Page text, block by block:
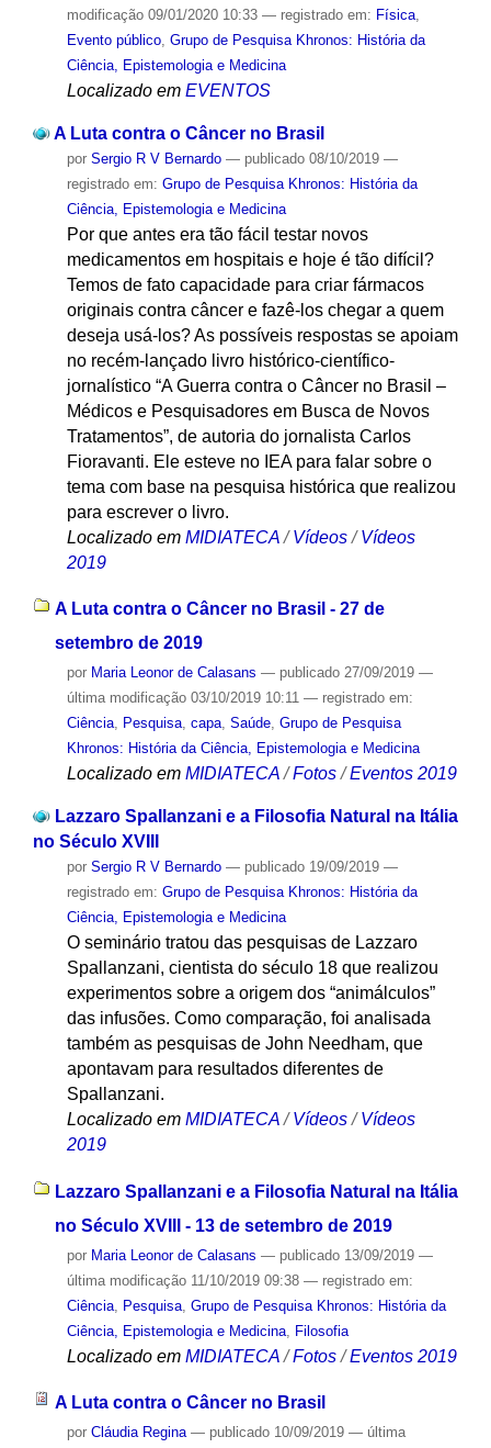
modificação09/01/2020 10:33 — registrado em: Física,
Evento público, Grupo de Pesquisa Khronos: História da
Ciência, Epistemologia e Medicina
Localizado em EVENTOS
A Luta contra o Câncer no Brasil
por Sergio R V Bernardo — publicado08/10/2019 —
registrado em: Grupo de Pesquisa Khronos: História da
Ciência, Epistemologia e Medicina
Por que antes era tão fácil testar novos
medicamentos em hospitais e hoje é tão difícil?
Temos de fato capacidade para criar fármacos
originais contra câncer e fazê-los chegar a quem
deseja usá-los? As possíveis respostas se apoiam
no recém-lançado livro histórico-científico-
jornalístico “A Guerra contra o Câncer no Brasil –
Médicos e Pesquisadores em Busca de Novos
Tratamentos”, de autoria do jornalista Carlos
Fioravanti. Ele esteve no IEA para falar sobre o
tema com base na pesquisa histórica que realizou
para escrever o livro.
Localizado em MIDIATECA /Vídeos /Vídeos
2019
A Luta contra o Câncer no Brasil - 27 de
setembro de 2019
por Maria Leonor de Calasans — publicado27/09/2019 —
última modificação03/10/2019 10:11 — registrado em:
Ciência, Pesquisa, capa, Saúde, Grupo de Pesquisa
Khronos: História da Ciência, Epistemologia e Medicina
Localizado em MIDIATECA /Fotos /Eventos 2019
Lazzaro Spallanzani e a Filosofia Natural na Itália
no Século XVIII
por Sergio R V Bernardo — publicado19/09/2019 —
registrado em: Grupo de Pesquisa Khronos: História da
Ciência, Epistemologia e Medicina
O seminário tratou das pesquisas de Lazzaro
Spallanzani, cientista do século 18 que realizou
experimentos sobre a origem dos “animálculos”
das infusões. Como comparação, foi analisada
também as pesquisas de John Needham, que
apontavam para resultados diferentes de
Spallanzani.
Localizado em MIDIATECA /Vídeos /Vídeos
2019
Lazzaro Spallanzani e a Filosofia Natural na Itália
no Século XVIII - 13 de setembro de 2019
por Maria Leonor de Calasans — publicado13/09/2019 —
última modificação11/10/2019 09:38 — registrado em:
Ciência, Pesquisa, Grupo de Pesquisa Khronos: História da
Ciência, Epistemologia e Medicina, Filosofia
Localizado em MIDIATECA /Fotos /Eventos 2019
A Luta contra o Câncer no Brasil
por Cláudia Regina — publicado10/09/2019 — última